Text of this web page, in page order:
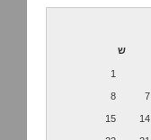
ש
1
7
8
14
15